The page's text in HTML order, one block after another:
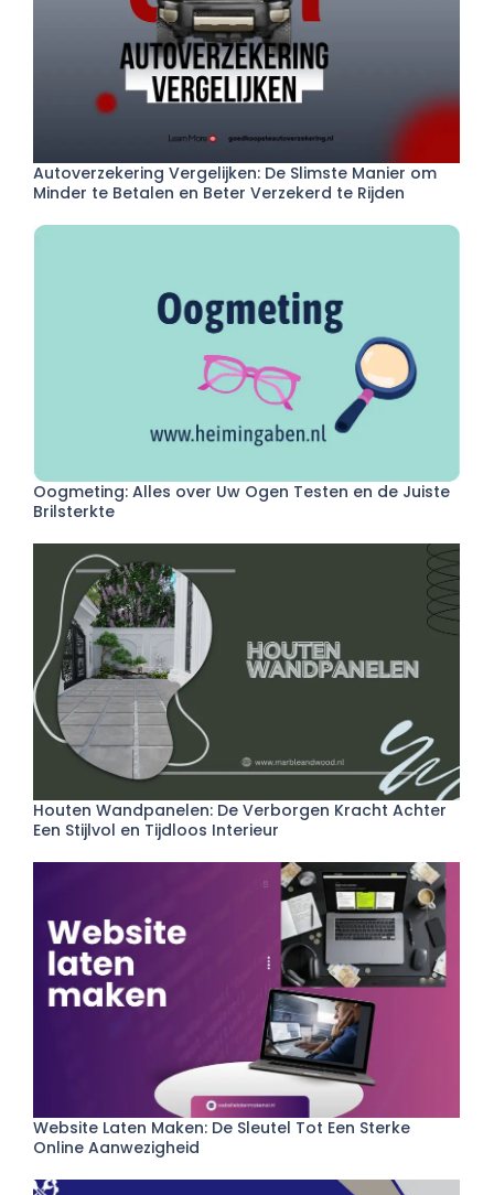
Autoverzekering Vergelijken: De Slimste Manier om
Minder te Betalen en Beter Verzekerd te Rijden
Oogmeting: Alles over Uw Ogen Testen en de Juiste
Brilsterkte
Houten Wandpanelen: De Verborgen Kracht Achter
Een Stijlvol en Tijdloos Interieur
Website Laten Maken: De Sleutel Tot Een Sterke
Online Aanwezigheid